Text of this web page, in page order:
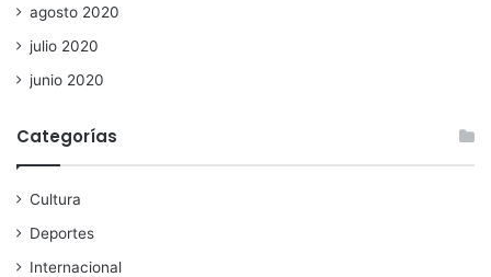
agosto 2020
julio 2020
junio 2020
Categorías
Cultura
Deportes
Internacional